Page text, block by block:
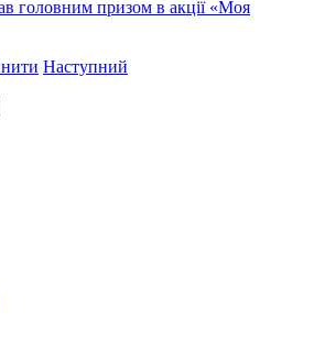
головним призом в акції «Моя
Наступний
для пошуку